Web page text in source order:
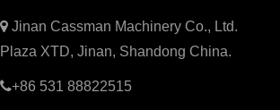
 Jinan Cassman Machinery Co., Ltd.
Plaza XTD, Jinan, Shandong China.
+86 531 88822515